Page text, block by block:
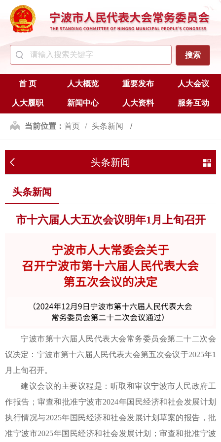
首 页 人大概览 重要发布 人大会议
人大履职 新闻中心 人大资料 服务互动
当前位置： 首页 头条新闻
头条新闻
头条新闻
市十六届人大五次会议明年1月上旬召开
宁波市第十六届人民代表大会常务委员会第二十二次会
议决定：宁波市第十六届人民代表大会第五次会议于2025年1
月上旬召开。
建议会议的主要议程是：听取和审议宁波市人民政府工
作报告；审查和批准宁波市2024年国民经济和社会发展计划
执行情况与2025年国民经济和社会发展计划草案的报告，批
准宁波市2025年国民经济和社会发展计划；审查和批准宁波